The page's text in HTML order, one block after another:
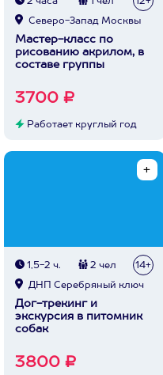
Северо-Запад Москвы
Мастер-класс по
рисованию акрилом, в
составе группы
3700 ₽
Работает круглый год
1,5-2 ч. 2 чел 14+
ДНП Серебряный ключ
Дог-трекинг и
экскурсия в питомник
собак
3800 ₽